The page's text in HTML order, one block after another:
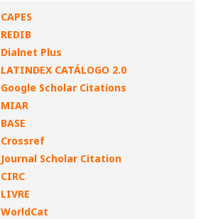
CAPES
REDIB
Dialnet Plus
LATINDEX CATÁLOGO 2.0
Google Scholar Citations
MIAR
BASE
Crossref
Journal Scholar Citation
CIRC
LIVRE
WorldCat